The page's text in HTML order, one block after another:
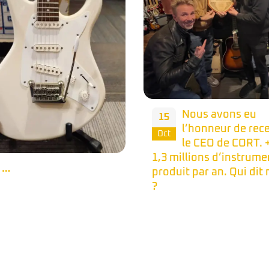
Nous avons eu
l’honneur de recevoir
le CEO de CORT. + de
par an. Qui dit mieux
15
Une petit